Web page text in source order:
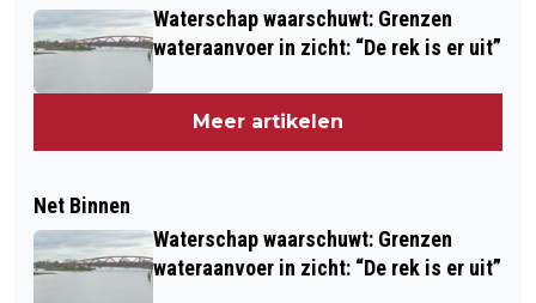
Waterschap waarschuwt: Grenzen
wateraanvoer in zicht: “De rek is er uit”
Meer artikelen
Net Binnen
Waterschap waarschuwt: Grenzen
wateraanvoer in zicht: “De rek is er uit”